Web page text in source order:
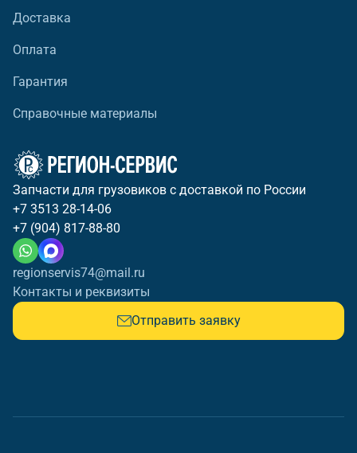
Доставка
Оплата
Гарантия
Справочные материалы
Запчасти для грузовиков с доставкой по России
+7 3513 28-14-06
+7 (904) 817-88-80
regionservis74@mail.ru
Контакты и реквизиты
Отправить заявку